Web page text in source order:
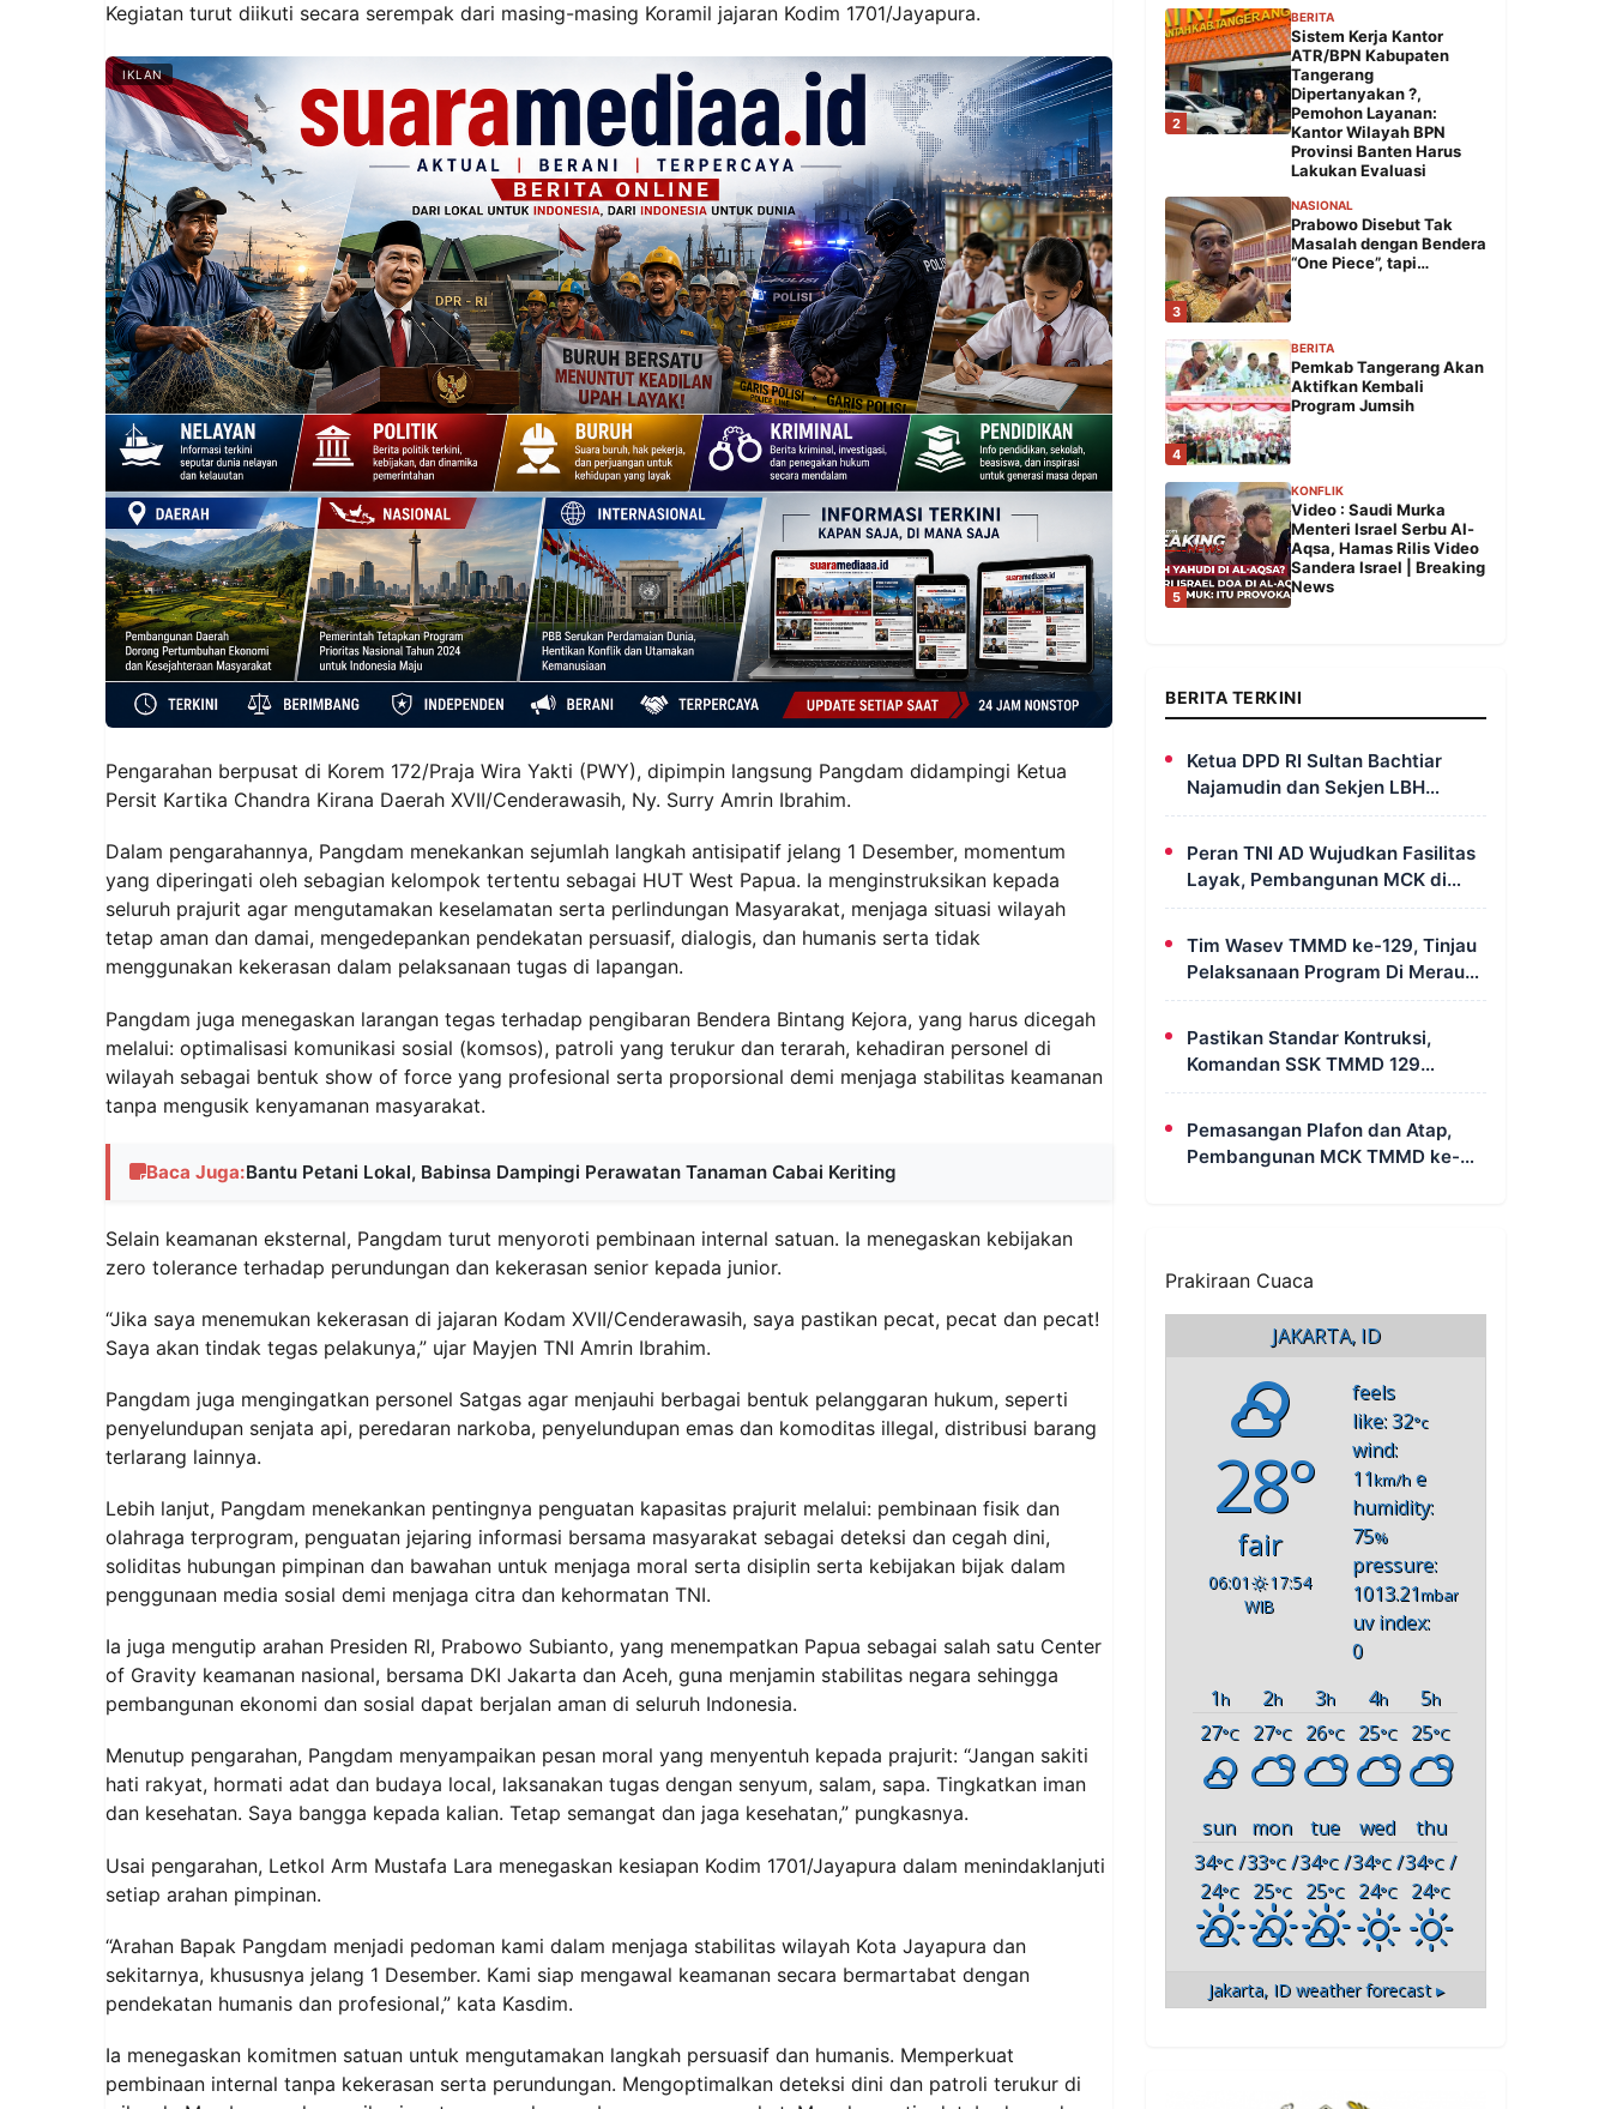
Kegiatan turut diikuti secara serempak dari masing-masing Koramil jajaran Kodim 1701/Jayapura.
IKLAN
Pengarahan berpusat di Korem 172/Praja Wira Yakti (PWY), dipimpin langsung Pangdam didampingi Ketua
Persit Kartika Chandra Kirana Daerah XVII/Cenderawasih, Ny. Surry Amrin Ibrahim.
Dalam pengarahannya, Pangdam menekankan sejumlah langkah antisipatif jelang 1 Desember, momentum
yang diperingati oleh sebagian kelompok tertentu sebagai HUT West Papua. Ia menginstruksikan kepada
seluruh prajurit agar mengutamakan keselamatan serta perlindungan Masyarakat, menjaga situasi wilayah
tetap aman dan damai, mengedepankan pendekatan persuasif, dialogis, dan humanis serta tidak
menggunakan kekerasan dalam pelaksanaan tugas di lapangan.
Pangdam juga menegaskan larangan tegas terhadap pengibaran Bendera Bintang Kejora, yang harus dicegah
melalui: optimalisasi komunikasi sosial (komsos), patroli yang terukur dan terarah, kehadiran personel di
wilayah sebagai bentuk show of force yang profesional serta proporsional demi menjaga stabilitas keamanan
tanpa mengusik kenyamanan masyarakat.
Baca Juga:Bantu Petani Lokal, Babinsa Dampingi Perawatan Tanaman Cabai Keriting
Selain keamanan eksternal, Pangdam turut menyoroti pembinaan internal satuan. Ia menegaskan kebijakan
zero tolerance terhadap perundungan dan kekerasan senior kepada junior.
“Jika saya menemukan kekerasan di jajaran Kodam XVII/Cenderawasih, saya pastikan pecat, pecat dan pecat!
Saya akan tindak tegas pelakunya,” ujar Mayjen TNI Amrin Ibrahim.
Pangdam juga mengingatkan personel Satgas agar menjauhi berbagai bentuk pelanggaran hukum, seperti
penyelundupan senjata api, peredaran narkoba, penyelundupan emas dan komoditas illegal, distribusi barang
terlarang lainnya.
Lebih lanjut, Pangdam menekankan pentingnya penguatan kapasitas prajurit melalui: pembinaan fisik dan
olahraga terprogram, penguatan jejaring informasi bersama masyarakat sebagai deteksi dan cegah dini,
soliditas hubungan pimpinan dan bawahan untuk menjaga moral serta disiplin serta kebijakan bijak dalam
penggunaan media sosial demi menjaga citra dan kehormatan TNI.
Ia juga mengutip arahan Presiden RI, Prabowo Subianto, yang menempatkan Papua sebagai salah satu Center
of Gravity keamanan nasional, bersama DKI Jakarta dan Aceh, guna menjamin stabilitas negara sehingga
pembangunan ekonomi dan sosial dapat berjalan aman di seluruh Indonesia.
Menutup pengarahan, Pangdam menyampaikan pesan moral yang menyentuh kepada prajurit: “Jangan sakiti
hati rakyat, hormati adat dan budaya local, laksanakan tugas dengan senyum, salam, sapa. Tingkatkan iman
dan kesehatan. Saya bangga kepada kalian. Tetap semangat dan jaga kesehatan,” pungkasnya.
Usai pengarahan, Letkol Arm Mustafa Lara menegaskan kesiapan Kodim 1701/Jayapura dalam menindaklanjuti
setiap arahan pimpinan.
“Arahan Bapak Pangdam menjadi pedoman kami dalam menjaga stabilitas wilayah Kota Jayapura dan
sekitarnya, khususnya jelang 1 Desember. Kami siap mengawal keamanan secara bermartabat dengan
pendekatan humanis dan profesional,” kata Kasdim.
Ia menegaskan komitmen satuan untuk mengutamakan langkah persuasif dan humanis. Memperkuat
pembinaan internal tanpa kekerasan serta perundungan. Mengoptimalkan deteksi dini dan patroli terukur di
2
BERITA
Sistem Kerja Kantor
ATR/BPN Kabupaten
Tangerang
Dipertanyakan ?,
Pemohon Layanan:
Kantor Wilayah BPN
Provinsi Banten Harus
Lakukan Evaluasi
3
NASIONAL
Prabowo Disebut Tak
Masalah dengan Bendera
“One Piece”, tapi…
4
BERITA
Pemkab Tangerang Akan
Aktifkan Kembali
Program Jumsih
5
KONFLIK
Video : Saudi Murka
Menteri Israel Serbu Al-
Aqsa, Hamas Rilis Video
Sandera Israel | Breaking
News
BERITA TERKINI
Ketua DPD RI Sultan Bachtiar
Najamudin dan Sekjen LBH
FERADI Yoshua Rivaldo Bahas
Geopolitik dan Supremasi Hukum
Peran TNI AD Wujudkan Fasilitas
Layak, Pembangunan MCK di
Dusun Serapu Rampung
Dikerjakan
Tim Wasev TMMD ke-129, Tinjau
Pelaksanaan Program Di Merauke
– Papua Selatan
Pastikan Standar Kontruksi,
Komandan SSK TMMD 129
Intensif Awasi Pembangunan
Pemasangan Plafon dan Atap,
Pembangunan MCK TMMD ke-
Prakiraan Cuaca
JAKARTA, ID
28°
fair
06:01
17:54
WIB
feels
like: 32°c
wind:
11km/h e
humidity:
75%
pressure:
1013.21mbar
uv index:
0
1h 2h 3h 4h 5h
27°C 27°C 26°C 25°C 25°C
sun mon tue wed
thu
34°C/
24°C
33°C/
25°C
34°C/
25°C
34°C/
24°C
34°C /
24°C
Jakarta, IDweather forecast ▸